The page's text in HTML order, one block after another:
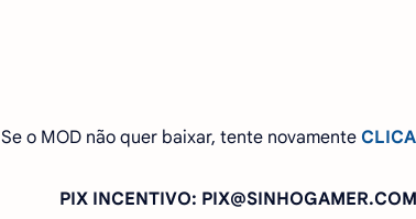
Se o MOD não quer baixar, tente novamente
PIX INCENTIVO: